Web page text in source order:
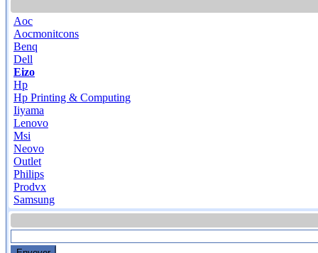
Aoc
Aocmonitcons
Benq
Dell
Eizo
Hp
Hp Printing & Computing
Iiyama
Lenovo
Msi
Neovo
Outlet
Philips
Prodvx
Samsung